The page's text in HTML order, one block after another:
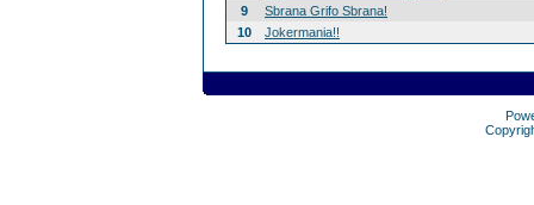
9
Sbrana Grifo Sbrana!
10
Jokermania!!